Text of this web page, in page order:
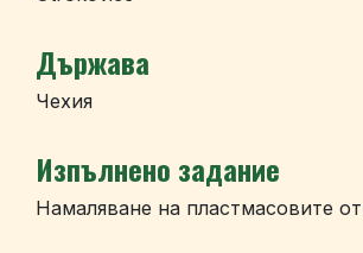
Държава
Чехия
Изпълнено задание
Намаляване на пластмасовите